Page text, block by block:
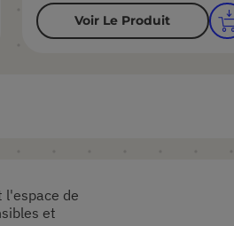
Voir Le Produit
l'espace de
et